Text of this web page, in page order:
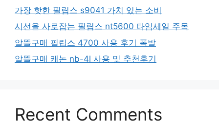
가장 핫한 필립스 s9041 가치 있는 소비
시선을 사로잡는 필립스 nt5600 타임세일 주목
알뜰구매 필립스 4700 사용 후기 폭발
알뜰구매 캐논 nb-4l 사용 및 추천후기
Recent Comments